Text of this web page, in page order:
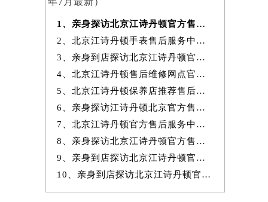
1、亲身探访北京江诗丹顿官方售后服务中心｜服务电话及完整官方地址（20
2、北京江诗丹顿手表售后服务中心提供专业维修保养服务权威公示（2026
3、亲身到店探访北京江诗丹顿官方售后服务中心｜最新热线和全部网点地
4、北京江诗丹顿售后维修网点官方服务指南权威公示（2026年7月最新）
5、北京江诗丹顿保养店推荐售后保养服务权威公示（2026年7月最新）
6、亲身探访江诗丹顿北京官方售后服务中心｜地址与24小时服务电话（2026
7、北京江诗丹顿官方售后服务中心｜最新地址与24小时售后热线权威信息
8、亲身探访北京江诗丹顿官方售后服务中心｜完整网点地址与服务电话（20
9、亲身到店探访北京江诗丹顿官方售后服务中心｜服务热线及全部官方地
10、亲身到店探访北京江诗丹顿官方售后服务中心｜官方热线及全部网点地